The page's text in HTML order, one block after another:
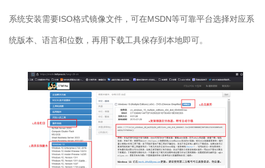
系统安装需要ISO格式镜像文件，可在MSDN等可靠平台选择对应系
统版本、语言和位数，再用下载工具保存到本地即可。